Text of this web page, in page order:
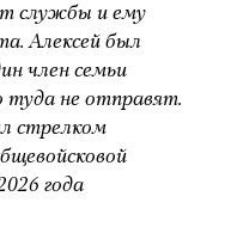
службы и ему
Алексей был
член семьи
туда не отправят.
стрелком
года